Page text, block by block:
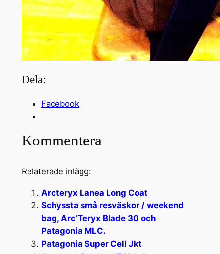
Dela:
Facebook
Kommentera
Relaterade inlägg:
Arcteryx Lanea Long Coat
Schyssta små resväskor / weekend
bag, Arc’Teryx Blade 30 och
Patagonia MLC.
Patagonia Super Cell Jkt